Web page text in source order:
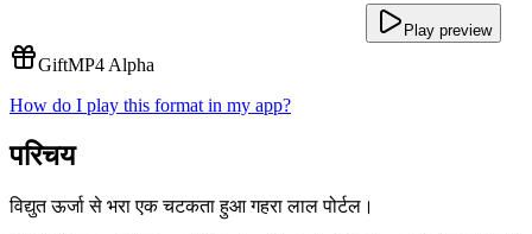
Play preview
GiftMP4 Alpha
How do I play this format in my app?
परिचय
विद्युत ऊर्जा से भरा एक चटकता हुआ गहरा लाल पोर्टल।